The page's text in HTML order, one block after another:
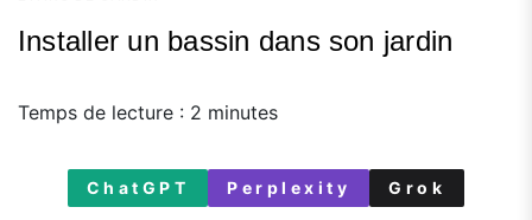
Installer un bassin dans son jardin
Temps de lecture : 2 minutes
ChatGPT Perplexity Grok